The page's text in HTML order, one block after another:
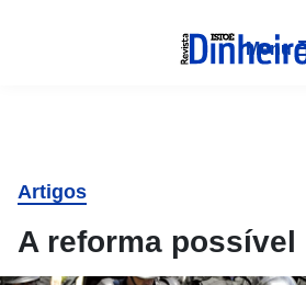
Menu
Artigos
A reforma possível